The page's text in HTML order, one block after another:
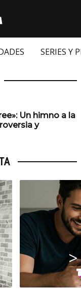
SERIES Y
Un himno a la
y